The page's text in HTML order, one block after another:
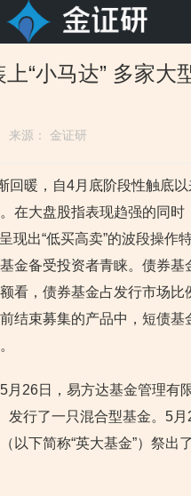
“小马达” 多家大
来源： 金证研
回暖，自4月底阶段性触底以
在大盘股指表现趋强的同时
现出“低买高卖”的波段操作
金备受投资者青睐。债券基
看，债券基金占发行市场比
结束募集的产品中，短债基
月26日，易方达基金管理有
发行了一只混合型基金。5
以下简称“英大基金”）祭出